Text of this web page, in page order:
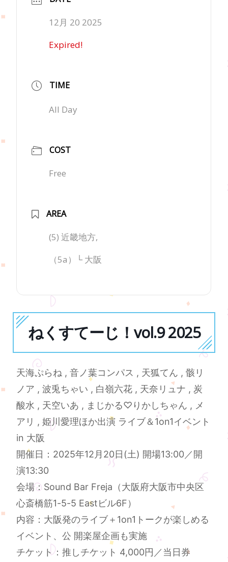
12月 20 2025
Expired!
TIME
All Day
COST
Free
AREA
(5) 近畿地方,
（5a）└ 大阪
ねくすてーじ！vol.9 2025
天海ぷらね , 音ノ葉コンパス , 天狐てん , 骸リ
ノア , 波兎ちゃい , 白嶺六花 , 天奈リュナ , 炭
酸水 , 天空いあ , まじかる♡りかしちゃん , メ
アリ , 姫川愛理ほか出演 ライブ＆1on1イベント
in 大阪
開催日：2025年12月20日(土) 開場13:00／開
演13:30
会場：Sound Bar Freja（大阪府大阪市中央区
心斎橋筋1-5-5 Eastビル6F）
内容：大阪発のライブ＋1on1トークが楽しめる
イベント、公 開楽屋企画も実施
チケット：推しチケット 4,000円／当日券